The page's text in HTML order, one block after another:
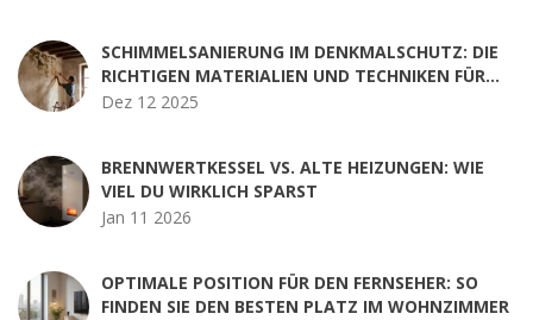
SCHIMMELSANIERUNG IM DENKMALSCHUTZ: DIE
RICHTIGEN MATERIALIEN UND TECHNIKEN FÜR
HISTORISCHE BAUTEN
Dez 12 2025
BRENNWERTKESSEL VS. ALTE HEIZUNGEN: WIE
VIEL DU WIRKLICH SPARST
Jan 11 2026
OPTIMALE POSITION FÜR DEN FERNSEHER: SO
FINDEN SIE DEN BESTEN PLATZ IM WOHNZIMMER